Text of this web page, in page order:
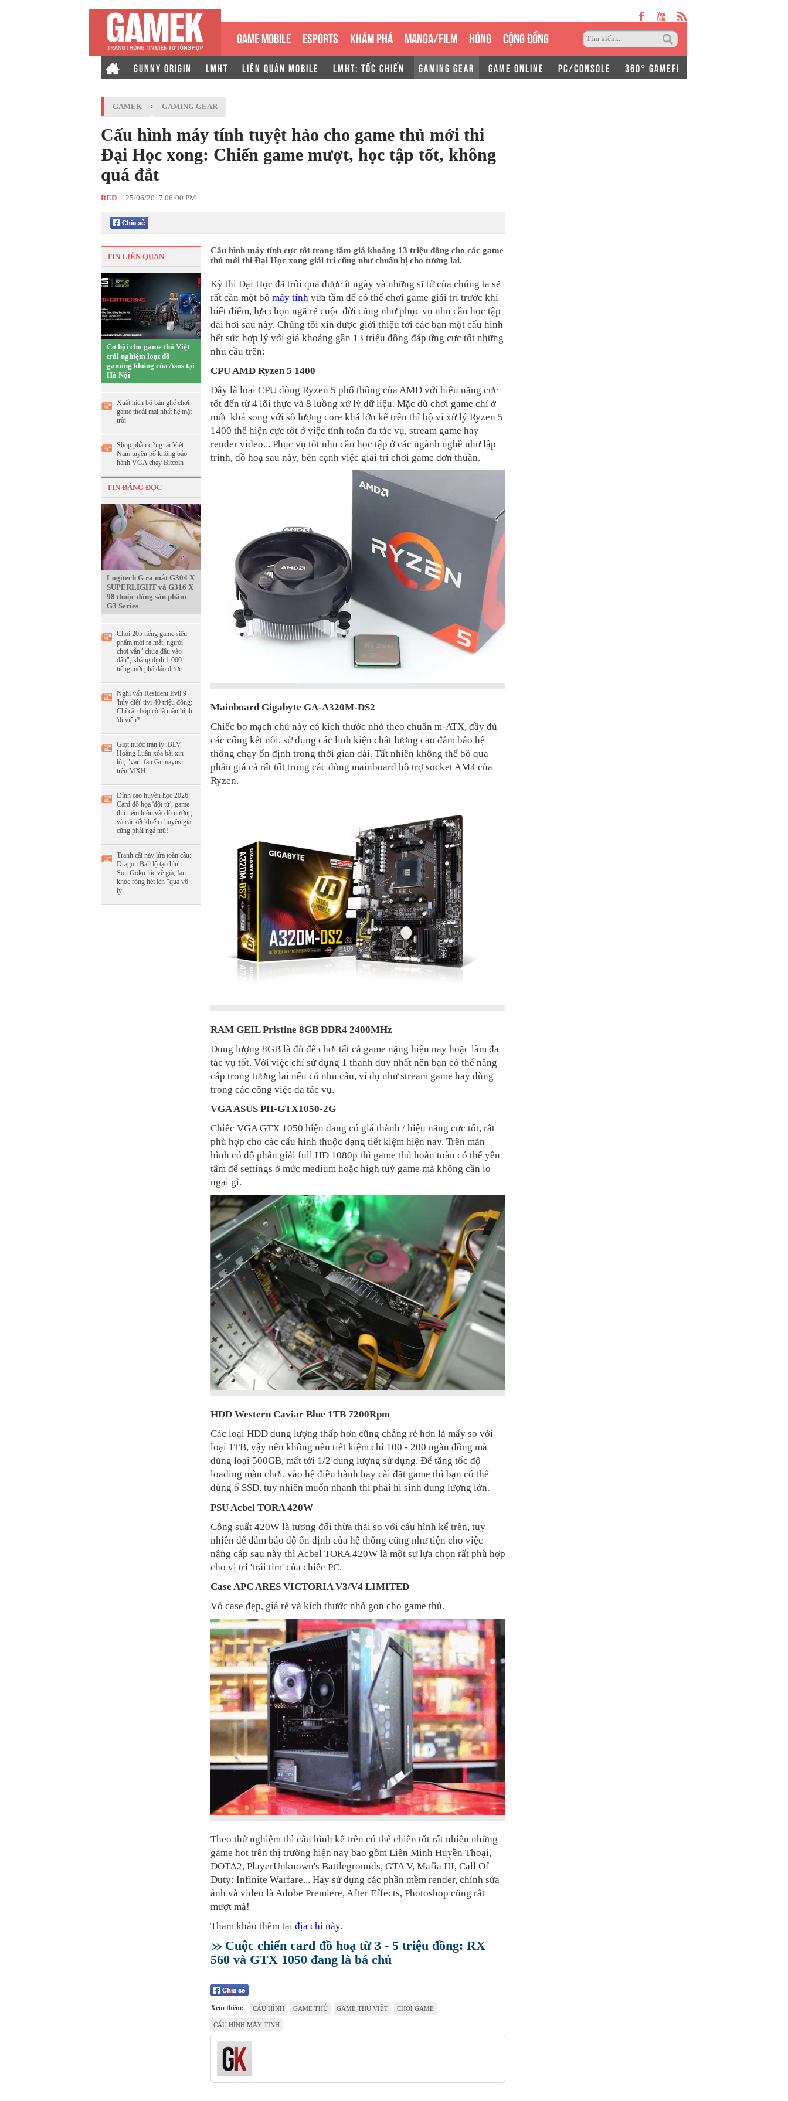
GAME MOBILE ESPORTS KHÁM PHÁ MANGA/FILM HÓNG CỘNG ĐỒNG
GUNNY ORIGIN LMHT LIÊN QUÂN MOBILE LMHT: TỐC CHIẾN GAMING GEAR GAME ONLINE PC/CONSOLE 360° GAMEFI
GAMEK › GAMING GEAR
Cấu hình máy tính tuyệt hảo cho game thủ mới thi
Đại Học xong: Chiến game mượt, học tập tốt, không
quá đắt
RED | 25/06/2017 06:00 PM
TIN LIÊN QUAN
Cơ hội cho game thủ Việt
trải nghiệm loạt đồ
gaming khủng của Asus tại
Hà Nội
Xuất hiện bộ bàn ghế chơi
game thoải mái nhất hệ mặt
trời
Shop phần cứng tại Việt
Nam tuyên bố không bảo
hành VGA chạy Bitcoin
TIN ĐÁNG ĐỌC
Logitech G ra mắt G304 X
SUPERLIGHT và G316 X
98 thuộc dòng sản phẩm
G3 Series
Chơi 205 tiếng game siêu
phẩm mới ra mắt, người
chơi vẫn "chưa đâu vào
đâu", khẳng định 1.000
tiếng mới phá đảo được
Nghi vấn Resident Evil 9
'hủy diệt' tivi 40 triệu đồng:
Chỉ cần bóp cò là màn hình
'đi viện'!
Giọt nước tràn ly: BLV
Hoàng Luân xóa bài xin
lỗi, "var" fan Gumayusi
trên MXH
Đỉnh cao huyền học 2026:
Card đồ họa 'đột tử', game
thủ ném luôn vào lò nướng
và cái kết khiến chuyên gia
cũng phải ngả mũ!
Tranh cãi nảy lửa toàn cầu:
Dragon Ball lộ tạo hình
Son Goku lúc về già, fan
khóc ròng hét lên "quá vô
lý"
Cấu hình máy tính cực tốt trong tầm giá khoảng 13 triệu đồng cho các game
thủ mới thi Đại Học xong giải trí cũng như chuẩn bị cho tương lai.
Kỳ thi Đại Học đã trôi qua được ít ngày và những sĩ tử của chúng ta sẽ
rất cần một bộ máy tính vừa tầm để có thể chơi game giải trí trước khi
biết điểm, lựa chọn ngã rẽ cuộc đời cũng như phục vụ nhu cầu học tập
dài hơi sau này. Chúng tôi xin được giới thiệu tới các bạn một cấu hình
hết sức hợp lý với giá khoảng gần 13 triệu đồng đáp ứng cực tốt những
nhu cầu trên:
CPU AMD Ryzen 5 1400
Đây là loại CPU dòng Ryzen 5 phổ thông của AMD với hiệu năng cực
tốt đến từ 4 lõi thực và 8 luồng xử lý dữ liệu. Mặc dù chơi game chỉ ở
mức khá song với số lượng core khá lớn kể trên thì bộ vi xử lý Ryzen 5
1400 thể hiện cực tốt ở việc tính toán đa tác vụ, stream game hay
render video... Phục vụ tốt nhu cầu học tập ở các ngành nghề như lập
trình, đồ hoạ sau này, bên cạnh việc giải trí chơi game đơn thuần.
Mainboard Gigabyte GA-A320M-DS2
Chiếc bo mạch chủ này có kích thước nhỏ theo chuẩn m-ATX, đầy đủ
các cổng kết nối, sử dụng các linh kiện chất lượng cao đảm bảo hệ
thống chạy ổn định trong thời gian dài. Tất nhiên không thể bỏ qua
phần giá cả rất tốt trong các dòng mainboard hỗ trợ socket AM4 của
Ryzen.
RAM GEIL Pristine 8GB DDR4 2400MHz
Dung lượng 8GB là đủ để chơi tất cả game nặng hiện nay hoặc làm đa
tác vụ tốt. Với việc chỉ sử dụng 1 thanh duy nhất nên bạn có thể nâng
cấp trong tương lai nếu có nhu cầu, ví dụ như stream game hay dùng
trong các công việc đa tác vụ.
VGA ASUS PH-GTX1050-2G
Chiếc VGA GTX 1050 hiện đang có giá thành / hiệu năng cực tốt, rất
phù hợp cho các cấu hình thuộc dạng tiết kiệm hiện nay. Trên màn
hình có độ phân giải full HD 1080p thì game thủ hoàn toàn có thể yên
tâm để settings ở mức medium hoặc high tuỳ game mà không cần lo
ngại gì.
HDD Western Caviar Blue 1TB 7200Rpm
Các loại HDD dung lượng thấp hơn cũng chẳng rẻ hơn là mấy so với
loại 1TB, vậy nên không nên tiết kiệm chỉ 100 - 200 ngàn đồng mà
dùng loại 500GB, mất tới 1/2 dung lượng sử dụng. Để tăng tốc độ
loading màn chơi, vào hệ điều hành hay cài đặt game thì bạn có thể
dùng ổ SSD, tuy nhiên muốn nhanh thì phải hi sinh dung lượng lớn.
PSU Acbel TORA 420W
Công suất 420W là tương đối thừa thãi so với cấu hình kể trên, tuy
nhiên để đảm bảo độ ổn định của hệ thống cũng như tiện cho việc
nâng cấp sau này thì Acbel TORA 420W là một sự lựa chọn rất phù hợp
cho vị trí 'trái tim' của chiếc PC.
Case APC ARES VICTORIA V3/V4 LIMITED
Vỏ case đẹp, giá rẻ và kích thước nhỏ gọn cho game thủ.
Theo thử nghiệm thì cấu hình kể trên có thể chiến tốt rất nhiều những
game hot trên thị trường hiện nay bao gồm Liên Minh Huyền Thoại,
DOTA2, PlayerUnknown's Battlegrounds, GTA V, Mafia III, Call Of
Duty: Infinite Warfare... Hay sử dụng các phần mềm render, chỉnh sửa
ảnh và video là Adobe Premiere, After Effects, Photoshop cũng rất
mượt mà!
Tham khảo thêm tại địa chỉ này.
Cuộc chiến card đồ hoạ từ 3 - 5 triệu đồng: RX
560 và GTX 1050 đang là bá chủ
Xem thêm: CẤU HÌNH GAME THỦ GAME THỦ VIỆT CHƠI GAME
CẤU HÌNH MÁY TÍNH